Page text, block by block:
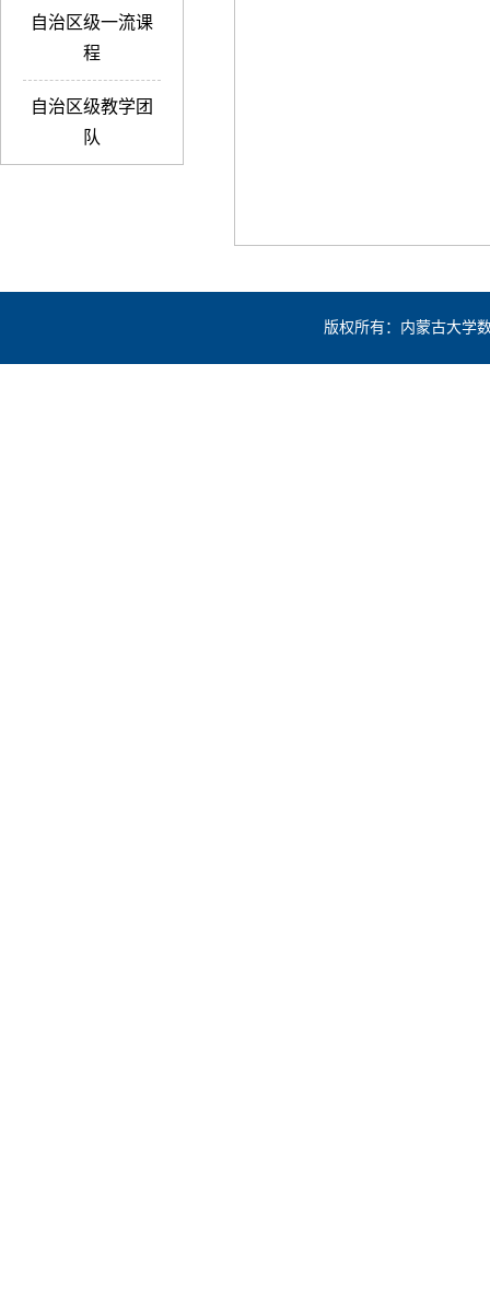
自治区级一流课
程
自治区级教学团
队
版权所有：内蒙古大